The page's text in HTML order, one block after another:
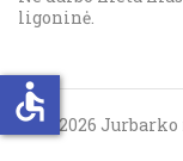
ligoninė.
© 2026
accessible